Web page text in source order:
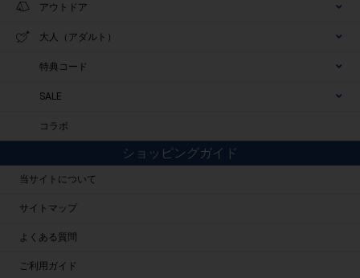
アウトドア
大人（アダルト）
特典コード
SALE
コラボ
ショッピングガイド
当サイトについて
サイトマップ
よくある質問
ご利用ガイド